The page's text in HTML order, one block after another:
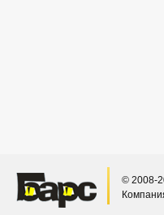
© 2008-